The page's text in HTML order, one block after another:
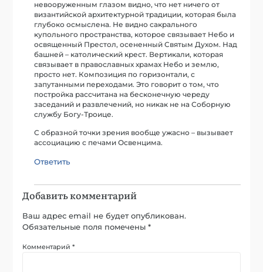
невооруженным глазом видно, что нет ничего от
византийской архитектурной традиции, которая была
глубоко осмыслена. Не видно сакрального
купольного пространства, которое связывает Небо и
освященный Престол, осененный Святым Духом. Над
башней – католический крест. Вертикали, которая
связывает в православных храмах Небо и землю,
просто нет. Композиция по горизонтали, с
запутанными переходами. Это говорит о том, что
постройка рассчитана на бесконечную череду
заседаний и развлечений, но никак не на Соборную
службу Богу-Троице.
С образной точки зрения вообще ужасно – вызывает
ассоциацию с печами Освенцима.
Ответить
Добавить комментарий
Ваш адрес email не будет опубликован.
Обязательные поля помечены*
Комментарий*